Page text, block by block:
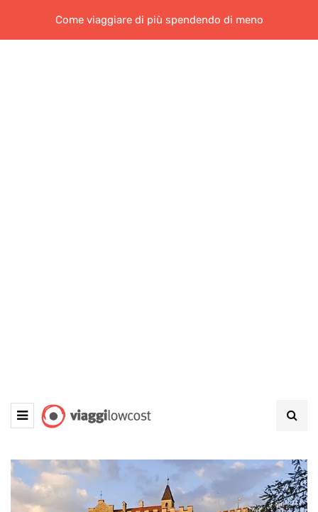
Come viaggiare di più spendendo di meno